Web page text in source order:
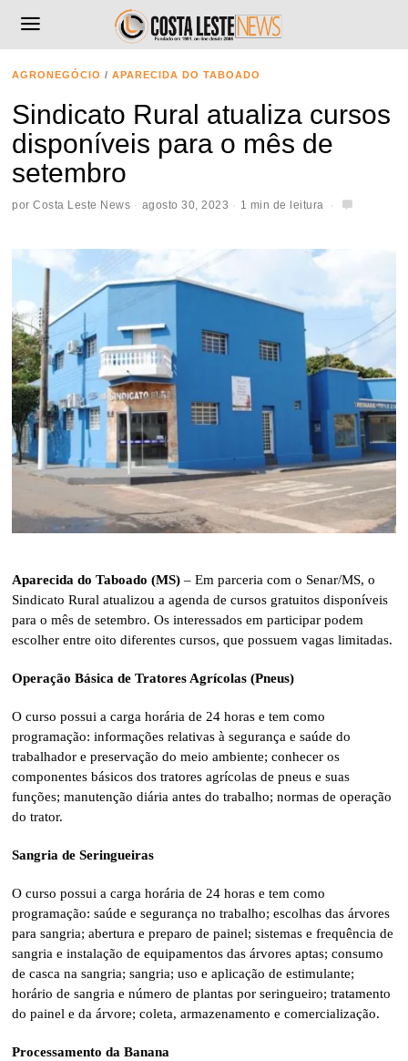
AGRONEGÓCIO / APARECIDA DO TABOADO
Sindicato Rural atualiza cursos
disponíveis para o mês de
setembro
porCosta Leste News agosto 30, 2023 1 min de leitura
Aparecida do Taboado (MS) – Em parceria com o Senar/MS, o
Sindicato Rural atualizou a agenda de cursos gratuitos disponíveis
para o mês de setembro. Os interessados em participar podem
escolher entre oito diferentes cursos, que possuem vagas limitadas.
Operação Básica de Tratores Agrícolas (Pneus)
O curso possui a carga horária de 24 horas e tem como
programação: informações relativas à segurança e saúde do
trabalhador e preservação do meio ambiente; conhecer os
componentes básicos dos tratores agrícolas de pneus e suas
funções; manutenção diária antes do trabalho; normas de operação
do trator.
Sangria de Seringueiras
O curso possui a carga horária de 24 horas e tem como
programação: saúde e segurança no trabalho; escolhas das árvores
para sangria; abertura e preparo de painel; sistemas e frequência de
sangria e instalação de equipamentos das árvores aptas; consumo
de casca na sangria; sangria; uso e aplicação de estimulante;
horário de sangria e número de plantas por seringueiro; tratamento
do painel e da árvore; coleta, armazenamento e comercialização.
Processamento da Banana